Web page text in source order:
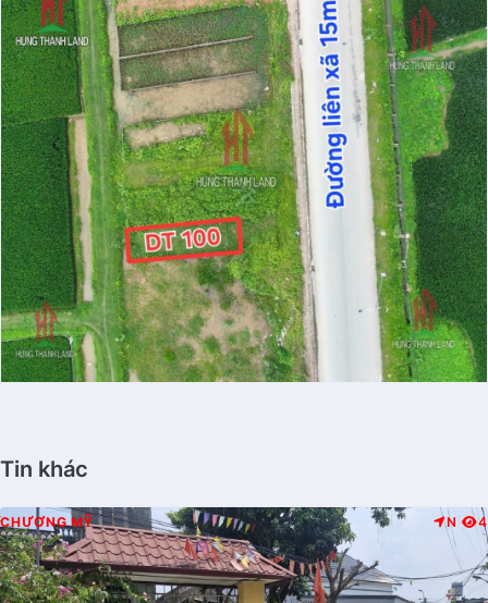
Tin khác
CHƯƠNG MỸ N 4